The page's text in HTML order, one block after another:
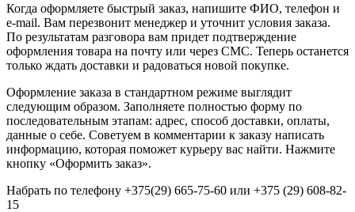
Когда оформляете быстрый заказ, напишите ФИО, телефон и
e-mail. Вам перезвонит менеджер и уточнит условия заказа.
По результатам разговора вам придет подтверждение
оформления товара на почту или через СМС. Теперь останется
только ждать доставки и радоваться новой покупке.
Оформление заказа в стандартном режиме выглядит
следующим образом. Заполняете полностью форму по
последовательным этапам: адрес, способ доставки, оплаты,
данные о себе. Советуем в комментарии к заказу написать
информацию, которая поможет курьеру вас найти. Нажмите
кнопку «Оформить заказ».
Набрать по телефону +375(29) 665-75-60 или +375 (29) 608-82-
15